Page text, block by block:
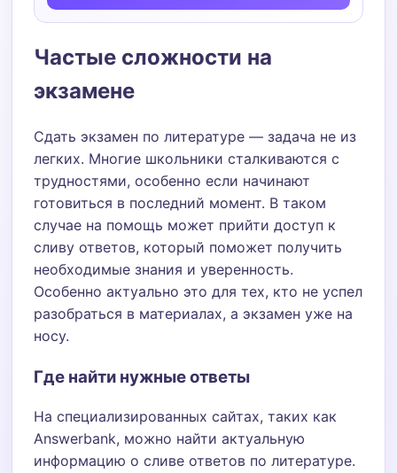
Частые сложности на
экзамене
Сдать экзамен по литературе — задача не из
легких. Многие школьники сталкиваются с
трудностями, особенно если начинают
готовиться в последний момент. В таком
случае на помощь может прийти доступ к
сливу ответов, который поможет получить
необходимые знания и уверенность.
Особенно актуально это для тех, кто не успел
разобраться в материалах, а экзамен уже на
носу.
Где найти нужные ответы
На специализированных сайтах, таких как
Answerbank, можно найти актуальную
информацию о сливе ответов по литературе.